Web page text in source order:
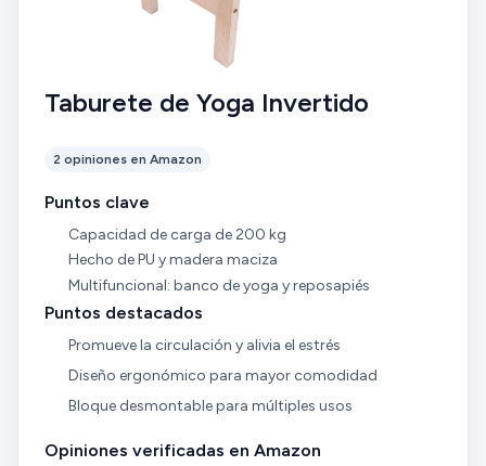
Taburete de Yoga Invertido
2 opiniones en Amazon
Puntos clave
Capacidad de carga de 200 kg
Hecho de PU y madera maciza
Multifuncional: banco de yoga y reposapiés
Puntos destacados
Promueve la circulación y alivia el estrés
Diseño ergonómico para mayor comodidad
Bloque desmontable para múltiples usos
Opiniones verificadas en Amazon